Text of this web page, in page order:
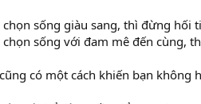
chọn sống giàu sang, thì đừng hối
chọn sống với đam mê đến cùng,
có một cách khiến bạn không